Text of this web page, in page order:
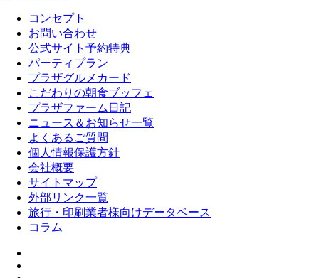
コンセプト
お問い合わせ
公式サイト予約特典
パーティプラン
プラザグルメカード
こだわりの朝食ブッフェ
プラザファーム日記
ニュース＆お知らせ一覧
よくあるご質問
個人情報保護方針
会社概要
サイトマップ
外部リンク一覧
旅行・印刷業者様向けデータベース
コラム